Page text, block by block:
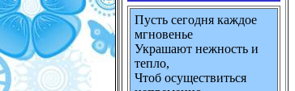
Пусть сегодня каждое
мгновенье
Украшают нежность и
тепло,
Чтоб осуществиться